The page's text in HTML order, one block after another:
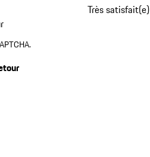
Très satisfait(e)